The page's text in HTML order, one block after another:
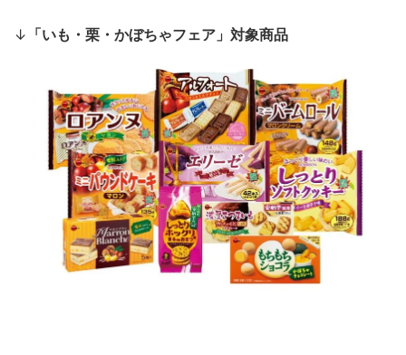
↓ 「いも・栗・かぼちゃフェア」対象商品